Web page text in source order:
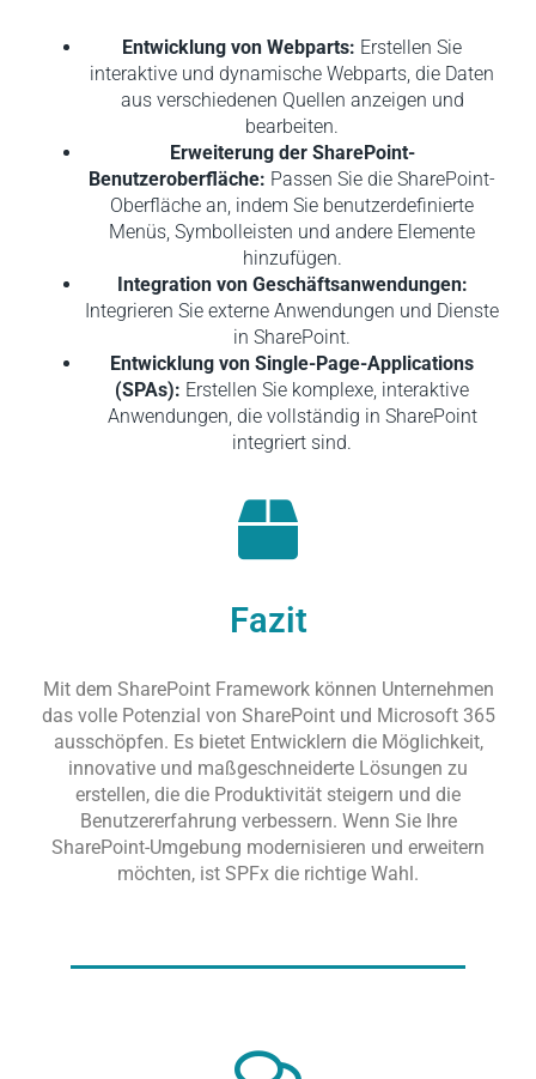
Entwicklung von Webparts: Erstellen Sie
interaktive und dynamische Webparts, die Daten
aus verschiedenen Quellen anzeigen und
bearbeiten.
Erweiterung der SharePoint-
Benutzeroberfläche: Passen Sie die SharePoint-
Oberfläche an, indem Sie benutzerdefinierte
Menüs, Symbolleisten und andere Elemente
hinzufügen.
Integration von Geschäftsanwendungen:
Integrieren Sie externe Anwendungen und Dienste
in SharePoint.
Entwicklung von Single-Page-Applications
(SPAs): Erstellen Sie komplexe, interaktive
Anwendungen, die vollständig in SharePoint
integriert sind.
Fazit
Mit dem SharePoint Framework können Unternehmen
das volle Potenzial von SharePoint und Microsoft 365
ausschöpfen. Es bietet Entwicklern die Möglichkeit,
innovative und maßgeschneiderte Lösungen zu
erstellen, die die Produktivität steigern und die
Benutzererfahrung verbessern. Wenn Sie Ihre
SharePoint-Umgebung modernisieren und erweitern
möchten, ist SPFx die richtige Wahl.